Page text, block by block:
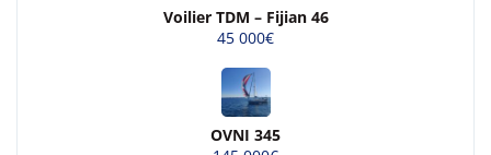
Voilier TDM – Fijian 46
45 000€
OVNI 345